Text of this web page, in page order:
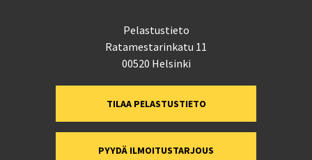
Pelastustieto
Ratamestarinkatu 11
00520 Helsinki
TILAA PELASTUSTIETO
PYYDÄ ILMOITUSTARJOUS